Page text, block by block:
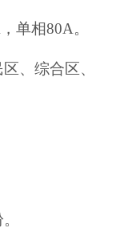
单相80A。
、综合区、